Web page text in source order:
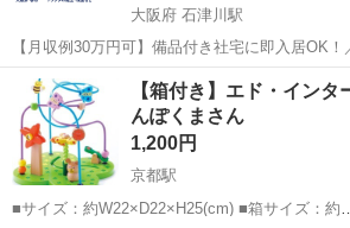
大阪府 石津川駅
【月収例30万円可】備品付き社宅に即入居OK
と無料♪／トラクタ本体の製造／資格経験不問★
中！／赴任旅費会社負担／工場まで無料送迎あ
気の工場のお仕事 ◇トラクタ...
大阪 石津川駅 その他
【箱付き】エド・イン
んぽくまさん
1,200円
京都駅
■サイズ：約W22×D22×H25(cm) ■箱サイズ：約